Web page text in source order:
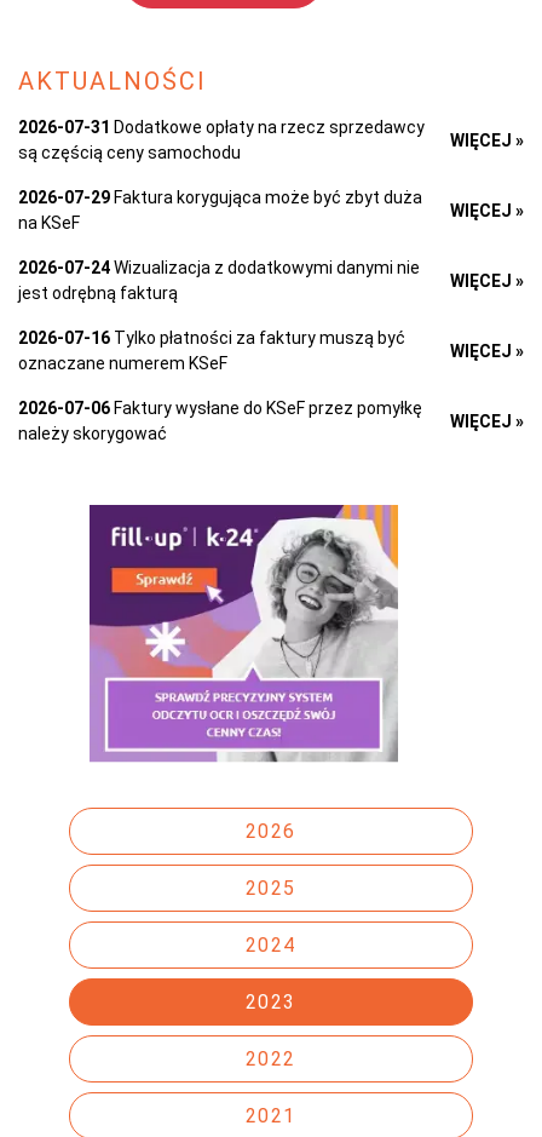
AKTUALNOŚCI
2026-07-31 Dodatkowe opłaty na rzecz sprzedawcy
są częścią ceny samochodu
WIĘCEJ »
2026-07-29 Faktura korygująca może być zbyt duża
na KSeF
WIĘCEJ »
2026-07-24Wizualizacja z dodatkowymi danymi nie
jest odrębną fakturą
WIĘCEJ »
2026-07-16 Tylko płatności za faktury muszą być
oznaczane numerem KSeF
WIĘCEJ »
2026-07-06 Faktury wysłane do KSeF przez pomyłkę
należy skorygować
WIĘCEJ »
2026
2025
2024
2023
2022
2021